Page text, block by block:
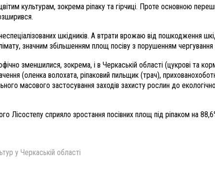
культурам, зокрема ріпаку та гірчиці. Проте основною
шкідників. А втрати врожаю від пошкодження
значним збільшенням площ посіву з порушенням чергування
зменшилися, зокрема, і в Черкаській області (цукрові та
(оленка волохата, ріпаковий пильщик (трач),
масового застосування заходів захисту рослин до
сприяло зростання посівних площ під ріпаком на
у Черкаській області